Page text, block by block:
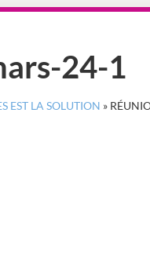
24-1
EST LA SOLUTION »